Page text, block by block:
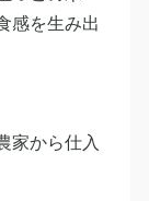
感を生み出
家から仕入